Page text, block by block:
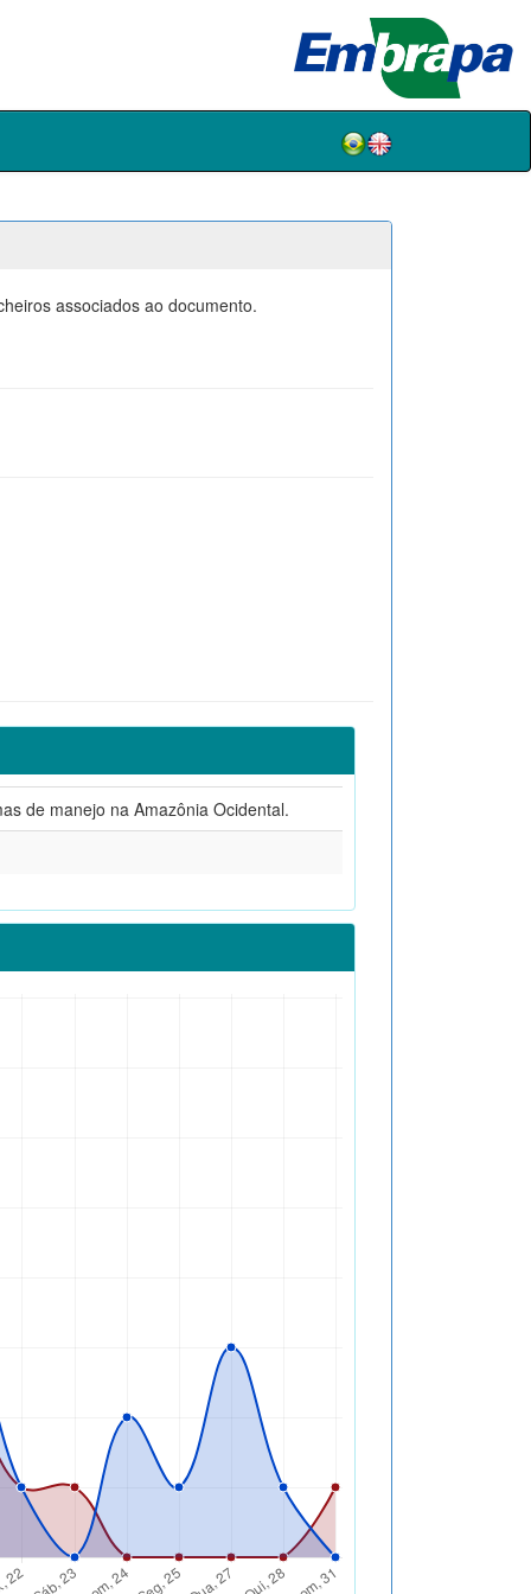
associados ao documento.
de manejo na Amazônia Ocidental.